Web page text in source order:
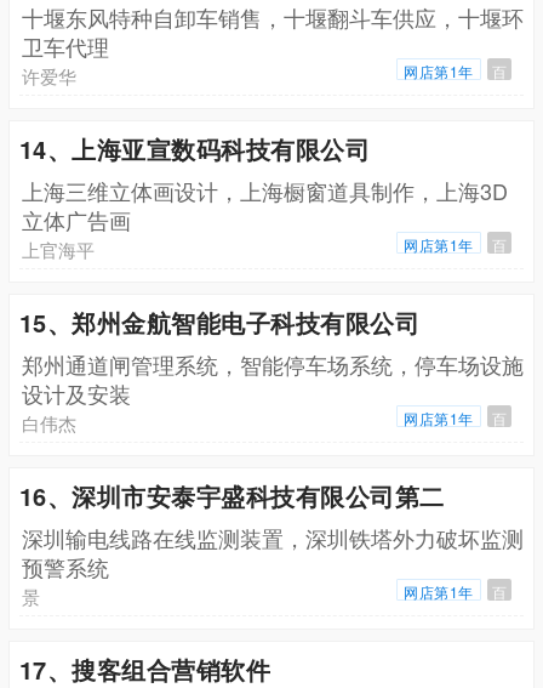
十堰东风特种自卸车销售，十堰翻斗车供应，十堰环
卫车代理
许爱华 网店第1年 百
14、上海亚宣数码科技有限公司
上海三维立体画设计，上海橱窗道具制作，上海3D
立体广告画
上官海平 网店第1年 百
15、郑州金航智能电子科技有限公司
郑州通道闸管理系统，智能停车场系统，停车场设施
设计及安装
白伟杰 网店第1年 百
16、深圳市安泰宇盛科技有限公司第二
深圳输电线路在线监测装置，深圳铁塔外力破坏监测
预警系统
景 网店第1年 百
17、搜客组合营销软件